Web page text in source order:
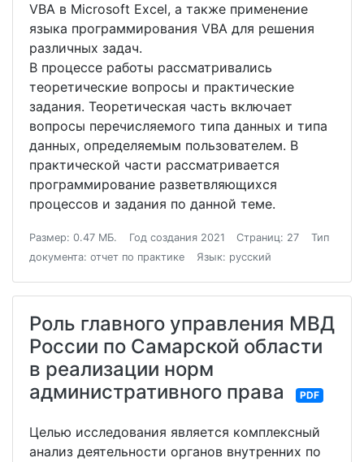
VBA в Microsoft Excel, а также применение
языка программирования VBA для решения
различных задач.
В процессе работы рассматривались
теоретические вопросы и практические
задания. Теоретическая часть включает
вопросы перечисляемого типа данных и типа
данных, определяемым пользователем. В
практической части рассматривается
программирование разветвляющихся
процессов и задания по данной теме.
Размер: 0.47 МБ. Год создания 2021 Страниц: 27
Тип
документа: отчет по практике
Язык: русский
Роль главного управления МВД
России по Самарской области
в реализации норм
административного права
PDF
Целью исследования является комплексный
анализ деятельности органов внутренних по